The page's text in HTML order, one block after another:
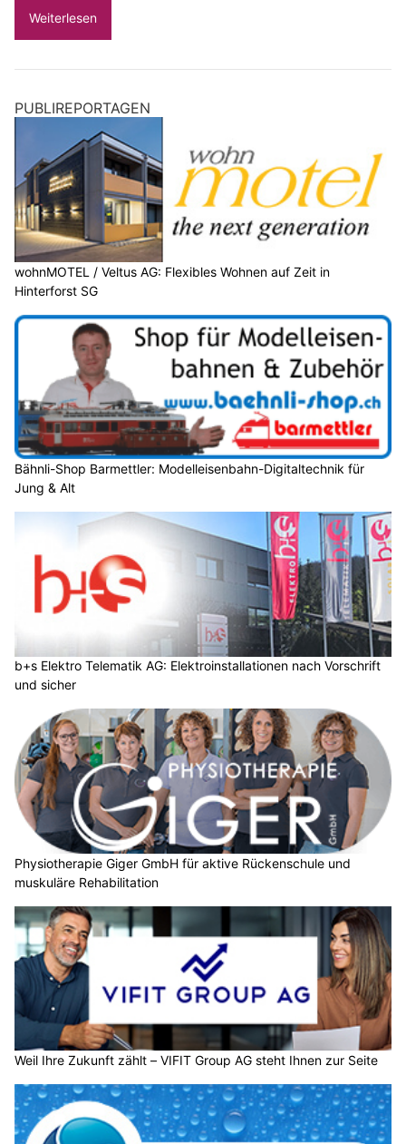
Weiterlesen
PUBLIREPORTAGEN
wohnMOTEL / Veltus AG: Flexibles Wohnen auf Zeit in
Hinterforst SG
Bähnli-Shop Barmettler: Modelleisenbahn-Digitaltechnik für
Jung & Alt
b+s Elektro Telematik AG: Elektroinstallationen nach Vorschrift
und sicher
Physiotherapie Giger GmbH für aktive Rückenschule und
muskuläre Rehabilitation
Weil Ihre Zukunft zählt – VIFIT Group AG steht Ihnen zur Seite